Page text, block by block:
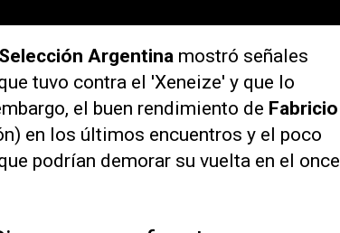
Selección Argentina mostró señales
tuvo contra el 'Xeneize' y que lo
el buen rendimiento de Fabricio
en los últimos encuentros y el poco
podrían demorar su vuelta en el once